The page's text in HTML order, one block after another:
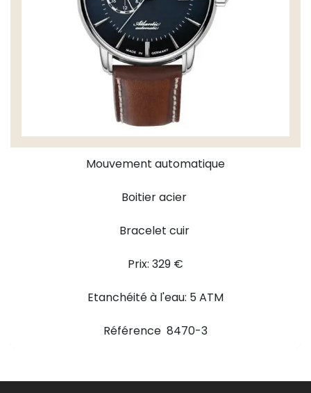
Mouvement automatique
Boitier acier
Bracelet cuir
Prix: 329 €
Etanchéité à l'eau: 5 ATM
Référence 8470-3